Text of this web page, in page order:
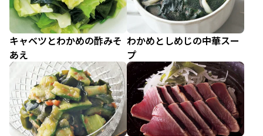
キャベツとわかめの酢みそ
あえ
わかめとしめじの中華スー
プ